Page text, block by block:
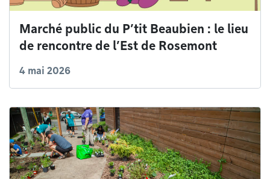
Marché public du P’tit Beaubien : le lieu
de rencontre de l’Est de Rosemont
4 mai 2026